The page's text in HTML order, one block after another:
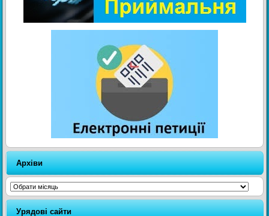
Архіви
Архіви
Урядові сайти